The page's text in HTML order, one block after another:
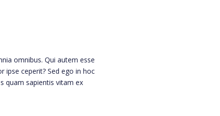
omnibus. Qui autem esse
ipse ceperit? Sed ego in hoc
quam sapientis vitam ex